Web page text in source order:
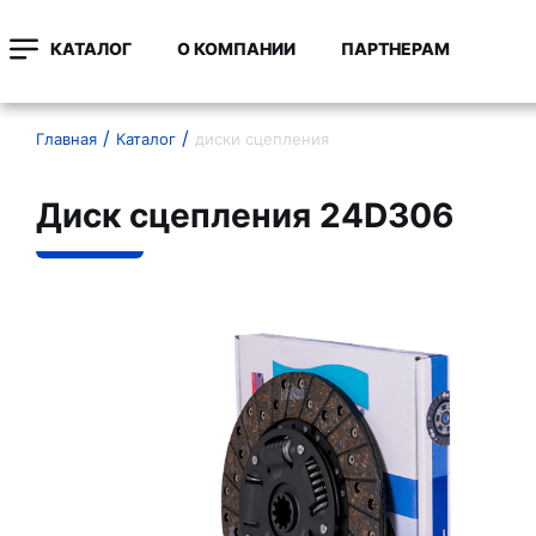
КАТАЛОГ О КОМПАНИИ ПАРТНЕРАМ
Главная Каталог диски сцепления
Диск сцепления 24D306